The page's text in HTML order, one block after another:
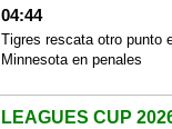
04:44
Tigres rescata otro punto
Minnesota en penales
LEAGUES CUP